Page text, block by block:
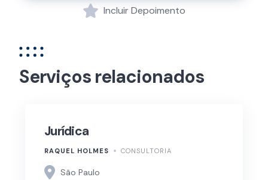
Incluir Depoimento
Serviços relacionados
Jurídica
RAQUEL HOLMES CONSULTORIA
São Paulo